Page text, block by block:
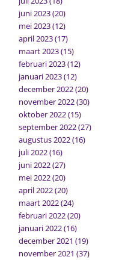
juni 2023(20)
mei 2023(12)
april 2023(17)
maart 2023(15)
februari 2023(12)
januari 2023(12)
december 2022(20)
november 2022(30)
oktober 2022(15)
september 2022(27)
augustus 2022(16)
juli 2022(16)
juni 2022(27)
mei 2022(20)
april 2022(20)
maart 2022(24)
februari 2022(20)
januari 2022(16)
december 2021 (19)
november 2021 (37)